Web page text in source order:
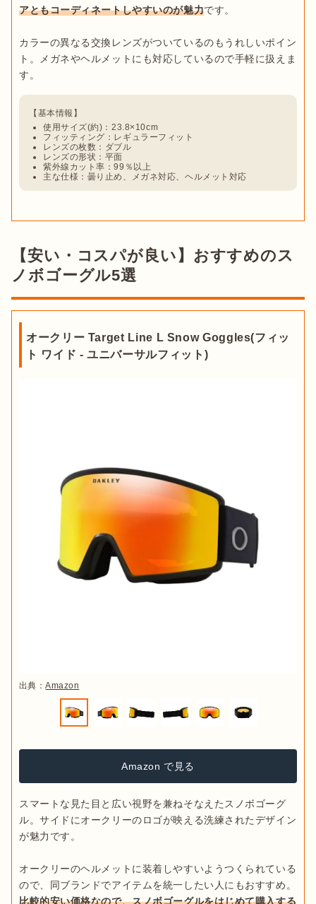
アともコーディネートしやすいのが魅力です。
カラーの異なる交換レンズがついているのもうれしいポイン
ト。メガネやヘルメットにも対応しているので手軽に扱えま
使用サイズ(約)：23.8×10cm
フィッティング：レギュラーフィット
レンズの枚数：ダブル
レンズの形状：平面
紫外線カット率：99％以上
主な仕様：曇り止め、メガネ対応、ヘルメット対応
【安い・コスパが良い】おすすめのス
ノボゴーグル5選
オークリー Target Line L Snow Goggles(フィッ
ト ワイド - ユニバーサルフィット)
出典：Amazon
Amazon で見る
スマートな見た目と広い視野を兼ねそなえたスノボゴーグ
ル。サイドにオークリーのロゴが映える洗練されたデザイン
が魅力です。
オークリーのヘルメットに装着しやすいようつくられている
ので、同ブランドでアイテムを統一したい人にもおすすめ。
比較的安い価格なので、スノボゴーグルをはじめて購入する